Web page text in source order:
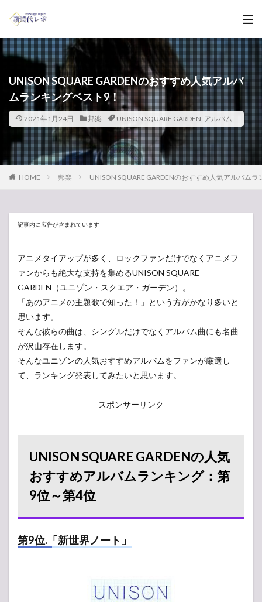
UNISON SQUARE GARDENのおすすめ人気アルバ
ムランキングベスト9！
2021年1月24日 邦楽 UNISON SQUARE GARDEN, アルバム
HOME 邦楽 UNISON SQUARE GARDENのおすすめ人気アルバム
記事内に広告が含まれています
アニメタイアップが多く、ロックファンだけでなくアニメフ
ァンからも絶大な支持を集めるUNISON SQUARE
GARDEN（ユニゾン・スクエア・ガーデン）。
「あのアニメの主題歌で知った！」という方がかなり多いと
思います。
そんな彼らの曲は、シングルだけでなくアルバム曲にも名曲
が沢山存在します。
そんなユニゾンの人気おすすめアルバムをファンが厳選し
て、ランキング発表してみたいと思います。
スポンサーリンク
UNISON SQUARE GARDENの人気
おすすめアルバムランキング：第
9位～第4位
第9位.「新世界ノート」